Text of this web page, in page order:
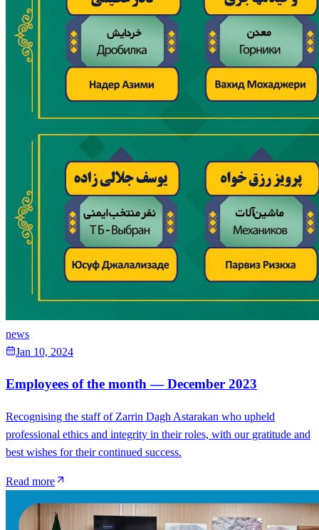
news
Jan 10, 2024
Employees of the month — December 2023
Recognising the staff of Zarrin Dagh Astarakan who upheld
professional ethics and integrity in their roles, with our gratitude and
best wishes for their continued success.
Read more